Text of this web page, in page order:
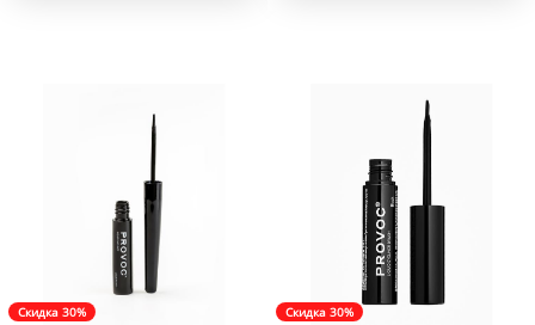
Скидка 30% Скидка 30%